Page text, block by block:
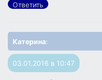
Ответить
Катерина:
03.01.2016 в 10:47